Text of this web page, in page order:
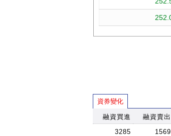
資券變化
融資買進 融資賣出
3285
1569